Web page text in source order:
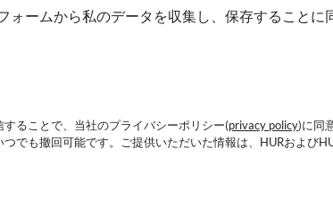
ォームから私のデータを収集し、保存することに
することで、当社のプライバシーポリシー(privacy policy)に同
でも撤回可能です。ご提供いただいた情報は、HURおよび